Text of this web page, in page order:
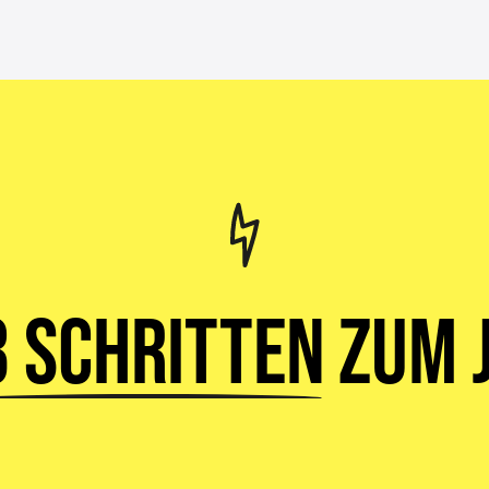
Schrittenzum